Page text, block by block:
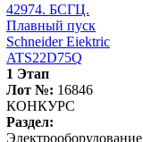
42974. БСГЦ.
Плавный пуск
Schneider Eiektric
ATS22D75Q
1 Этап
Лот №: 16846
КОНКУРС
Раздел:
Электрооборудование